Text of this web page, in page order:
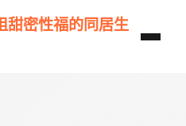
甜密性福的同居生